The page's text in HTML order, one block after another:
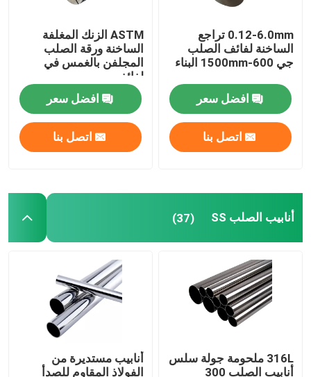
قناة شعاع H
قضيب الأسلاك الفولاذية
0.12-6.0mm تراجع
الساخنة لفائف الصلب
جي 600-1500mm البناء
افضل سعر
اتصل بنا
ASTM الزنك المغلفة
الساخنة ورقة الصلب
المجلفن بالغمس في
لفائف
افضل سعر
اتصل بنا
أنابيب الصلب SS (37)
316L ملحومة جولة سلس
أنابيب الصلب 300
أنابيب مستديرة من
الفولاذ المقاوم للصدأ